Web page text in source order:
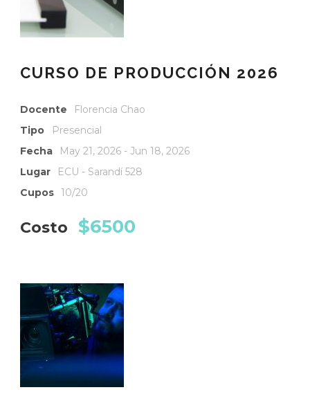
CURSO DE PRODUCCIÓN 2026
Docente
Florencia Chao
Tipo
Presencial
Fecha
May 21, 2026 - Jun 18, 2026
Lugar
ECU - Sarandí 528
Cupos 10/20
Costo $6500